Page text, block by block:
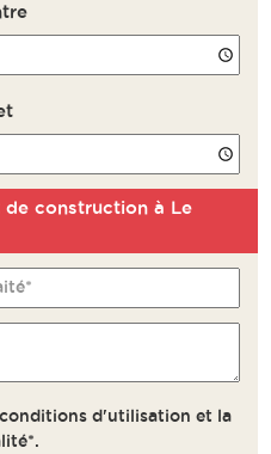
construction à Le
d'utilisation et la